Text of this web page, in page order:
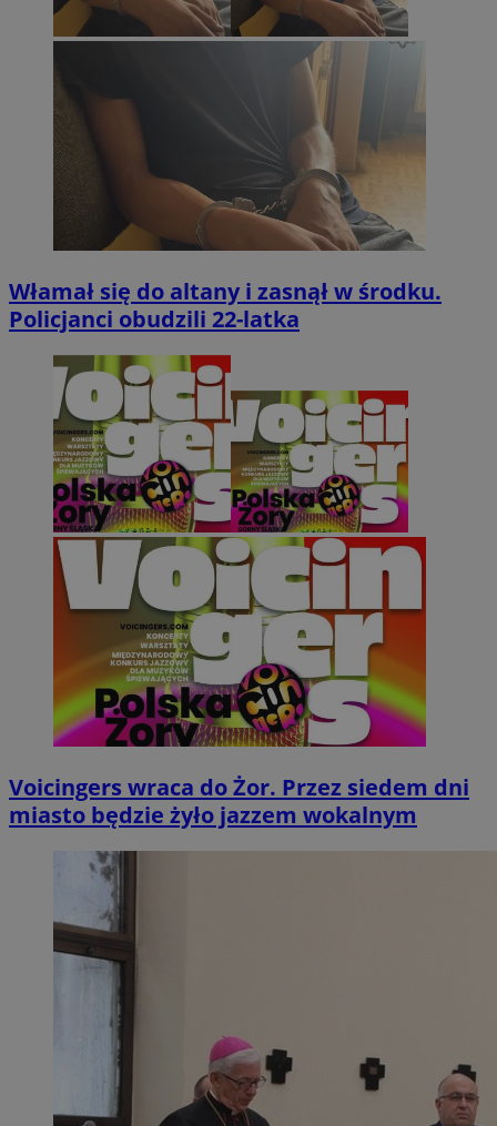
Włamał się do altany i zasnął w środku.
Policjanci obudzili 22-latka
Voicingers wraca do Żor. Przez siedem dni
miasto będzie żyło jazzem wokalnym